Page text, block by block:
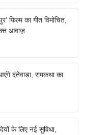
फिल्म का गीत विमोचित,
आवाज़
दंतेवाड़ा, रामकथा का
के लिए नई सुविधा,